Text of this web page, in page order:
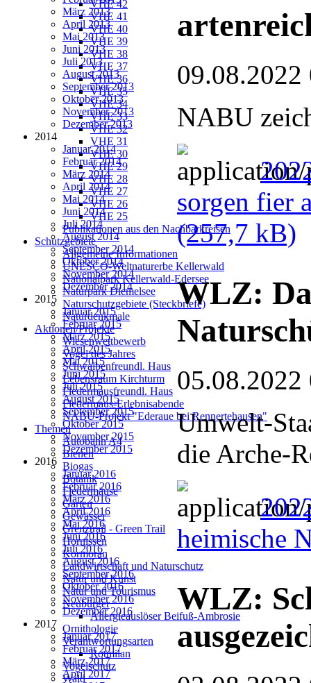
VHE 42
VHE 41
VHE 40
VHE 39
VHE 38
VHE 37
VHE 36
VHE 35
VHE 34
VHE 33
VHE 32
VHE 31
VHE 30
VHE 29
VHE 28
VHE 27
VHE 26
VHE 25
Publikationen aus den Nachbarkreisen
Schutzgebiete
Allgemeine Informationen
UNESCO-Weltnaturerbe Kellerwald
Nationalpark Kellerwald-Edersee
Naturpark Diemelsee
Naturschutzgebiete (Steckbriefe)
Naturdenkmale
Aktionen/Projekte
Wiesenwettbewerb
Vogel des Jahres
Schwalbenfreundl. Haus
Lebensraum Kirchturm
Fledermausfreundl. Haus
Fledermaus-Erlebnisabende
NABU-Projekt "Ederaue bei Rennertehausen"
Themen
Autobahn A4
Bienen
Biogas
Botanik
Fledermäuse
Garten
Gewässer
Grenztrail - Green Trail
Hornissen
Kormoran
Landwirtschaft und Naturschutz
Natur und Kunst
Natur und Tourismus
Neubürger
Allergieauslöser Beifuß-Ambrosie
Ornithologie
Verantwortungsarten
Rotmilan
Vogelschutz
Wald
März 2013
April 2013
Mai 2013
Juni 2013
Juli 2013
August 2013
September 2013
Oktober 2013
November 2013
Dezember 2013
2014
Januar 2014
Februar 2014
März 2014
April 2014
Mai 2014
Juni 2014
Juli 2014
August 2014
September 2014
Oktober 2014
November 2014
Dezember 2014
2015
Januar 2015
Februar 2015
März 2015
April 2015
Mai 2015
Juni 2015
Juli 2015
August 2015
September 2015
Oktober 2015
November 2015
Dezember 2015
2016
Januar 2016
Februar 2016
März 2016
April 2016
Mai 2016
Juni 2016
Juli 2016
August 2016
September 2016
Oktober 2016
November 2016
Dezember 2016
2017
Januar 2017
Februar 2017
März 2017
April 2017
09.08.2022
NABU
sorgen fier
(257,7 kB)
WLZ:
05.08.2022
Umwelt-
die Arche-
heimische
WLZ: